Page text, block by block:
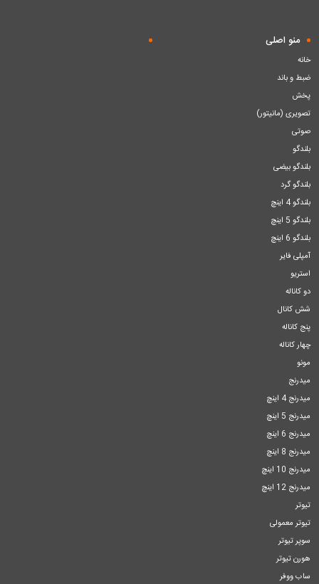
منو اصلی
خانه
ضبط و باند
پخش
تصویری (مانیتور)
صوتی
بلندگو
بلندگو بیضی
بلندگو گرد
بلندگو 4 اینچ
بلندگو 5 اینچ
بلندگو 6 اینچ
آمپلی فایر
استریو
دو کاناله
شش کانال
پنج کاناله
چهار کاناله
مونو
میدرنج
میدرنج 4 اینچ
میدرنج 5 اینچ
میدرنج 6 اینچ
میدرنج 8 اینچ
میدرنج 10 اینچ
میدرنج 12 اینچ
تیوتر
تیوتر معمولی
سوپر تیوتر
هورن تیوتر
ساب ووفر